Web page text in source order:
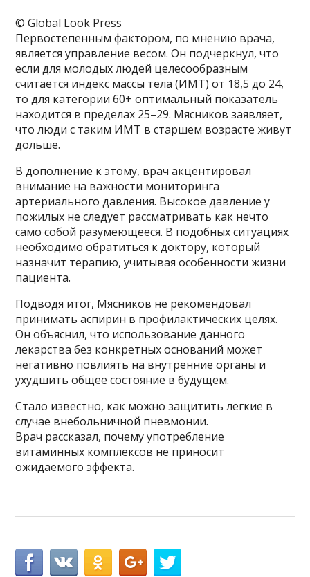
© Global Look Press
Первостепенным фактором, по мнению врача,
является управление весом. Он подчеркнул, что
если для молодых людей целесообразным
считается индекс массы тела (ИМТ) от 18,5 до 24,
то для категории 60+ оптимальный показатель
находится в пределах 25–29. Мясников заявляет,
что люди с таким ИМТ в старшем возрасте живут
дольше.
В дополнение к этому, врач акцентировал
внимание на важности мониторинга
артериального давления. Высокое давление у
пожилых не следует рассматривать как нечто
само собой разумеющееся. В подобных ситуациях
необходимо обратиться к доктору, который
назначит терапию, учитывая особенности жизни
пациента.
Подводя итог, Мясников не рекомендовал
принимать аспирин в профилактических целях.
Он объяснил, что использование данного
лекарства без конкретных оснований может
негативно повлиять на внутренние органы и
ухудшить общее состояние в будущем.
Стало известно, как можно защитить легкие в
случае внебольничной пневмонии.
Врач рассказал, почему употребление
витаминных комплексов не приносит
ожидаемого эффекта.